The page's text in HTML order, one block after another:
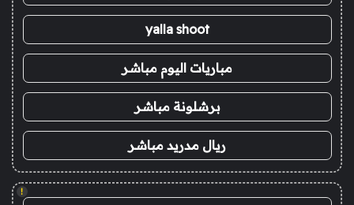
yalla shoot
مباريات اليوم مباشر
برشلونة مباشر
ريال مدريد مباشر
!